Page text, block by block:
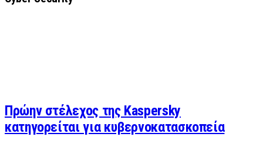
Πρώην στέλεχος της Kaspersky
κατηγορείται για κυβερνοκατασκοπεία